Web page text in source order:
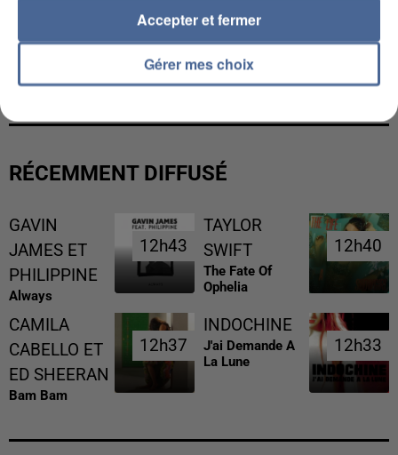
GABRIEL ATTAL ET RAPHAËL GLUCKSMANN
VISÉS PAR DES INGÉRENCES...
RÉCEMMENT DIFFUSÉ
GAVIN
JAMES ET
PHILIPPINE
Always
12h43
12h43
TAYLOR
SWIFT
The Fate Of
Ophelia
12h40
12h40
CAMILA
CABELLO ET
ED SHEERAN
Bam Bam
12h37
12h37
INDOCHINE
J'ai Demande A
La Lune
12h33
12h33
Gérer mes choix
Accepter et fermer